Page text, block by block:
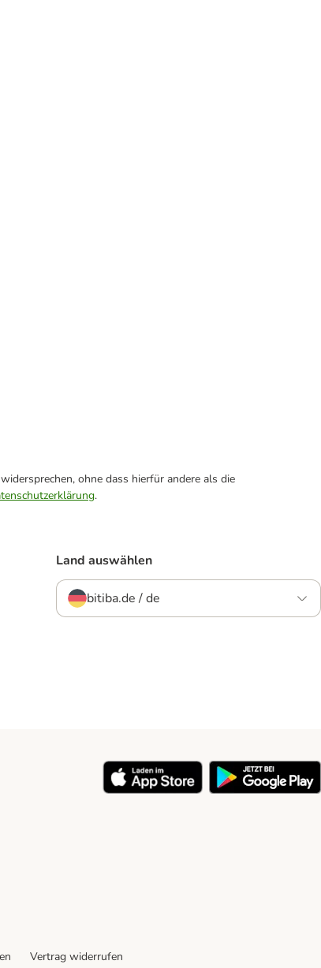
ohne dass hierfür andere als die
.
Land auswählen
bitiba.de / de
Vertrag widerrufen